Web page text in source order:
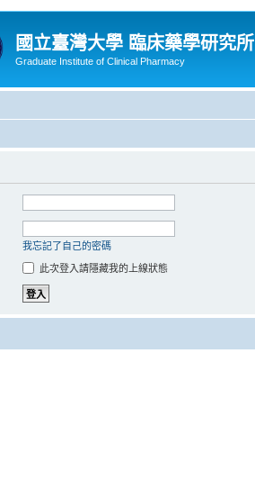
國立臺灣大學 臨床藥學研究所
Graduate Institute of Clinical Pharmacy
我忘記了自己的密碼
此次登入請隱藏我的上線狀態